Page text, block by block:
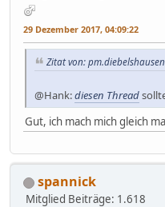
29 Dezember 2017, 04:09:22
Zitat von:
@Hank:diesen Thread
Gut, ich mach mich gleich
spannick
Mitglied Beiträge: 1.618